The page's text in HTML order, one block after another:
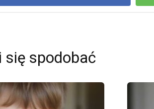
się spodobać